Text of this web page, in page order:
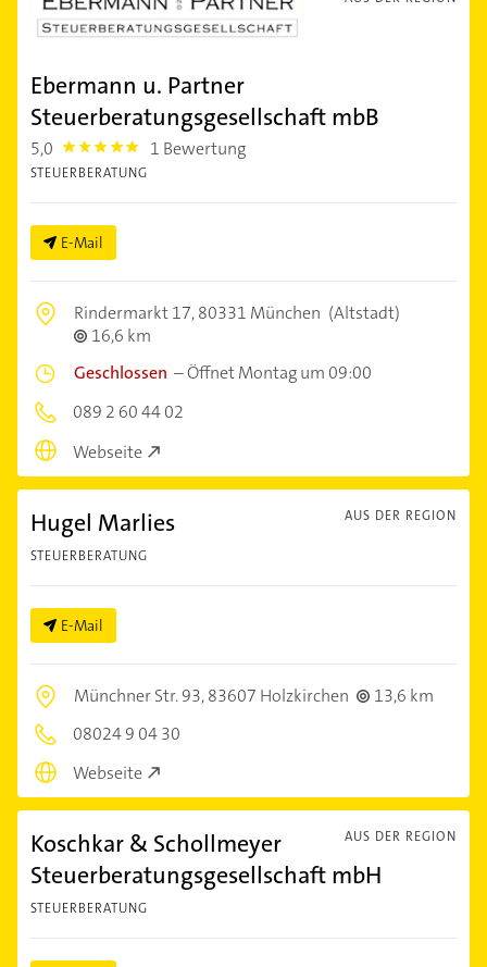
Ebermann u. Partner
Steuerberatungsgesellschaft mbB
5,0 5.0 1 Bewertung
STEUERBERATUNG
E-Mail
Rindermarkt 17,80331 München (Altstadt)
16,6 km
Geschlossen –Öffnet Montag um 09:00
089 2 60 44 02
Webseite
AUS DER REGION
Hugel Marlies
STEUERBERATUNG
E-Mail
Münchner Str. 93,83607 Holzkirchen
13,6 km
08024 9 04 30
Webseite
AUS DER REGION
Koschkar & Schollmeyer
Steuerberatungsgesellschaft mbH
STEUERBERATUNG